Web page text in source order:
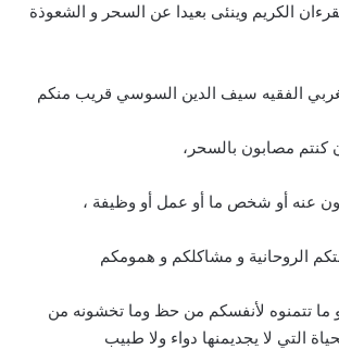
الكريم وينئى بعيدا عن السحر و الشعوذة
الفقيه سيف الدين السوسي قريب منكم
كنتم مصابون بالسحر،
عنه أو شخص ما أو عمل أو وظيفة ،
الروحانية و مشاكلكم و همومكم
ما تتمنوه لأنفسكم من حظ وما تخشونه من
التي لا يجديمنها دواء ولا طبيب